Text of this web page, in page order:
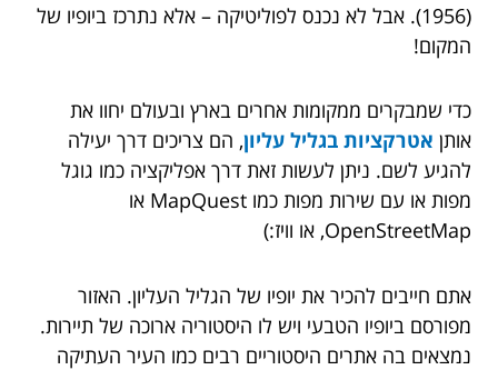
(1956). אבל לא נכנס לפוליטיקה – אלא נתרכז ביופיו של
המקום!
כדי שמבקרים ממקומות אחרים בארץ ובעולם יחוו את
אותן אטרקציות בגליל עליון, הם צריכים דרך יעילה
להגיע לשם. ניתן לעשות זאת דרך אפליקציה כמו גוגל
מפות או עם שירות מפות כמו MapQuest או
OpenStreetMap, או וויז:)
אתם חייבים להכיר את יופיו של הגליל העליון. האזור
מפורסם ביופיו הטבעי ויש לו היסטוריה ארוכה של תיירות.
נמצאים בה אתרים היסטוריים רבים כמו העיר העתיקה